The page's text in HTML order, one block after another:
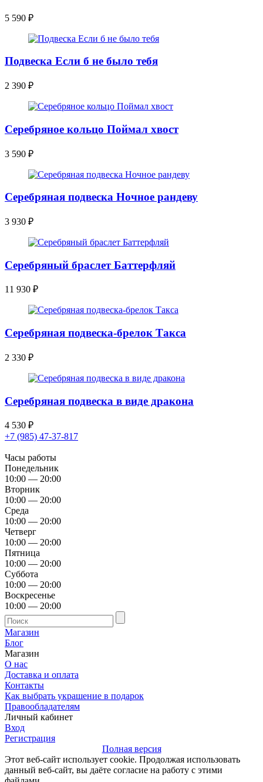
5 590 ₽
Подвеска Если б не было тебя
2 390 ₽
Серебряное кольцо Поймал хвост
3 590 ₽
Серебряная подвеска Ночное рандеву
3 930 ₽
Серебряный браслет Баттерфляй
11 930 ₽
Серебряная подвеска-брелок Такса
2 330 ₽
Серебряная подвеска в виде дракона
4 530 ₽
+7 (985) 47-37-817
Часы работы
Понедельник
10:00 — 20:00
Вторник
10:00 — 20:00
Среда
10:00 — 20:00
Четверг
10:00 — 20:00
Пятница
10:00 — 20:00
Суббота
10:00 — 20:00
Воскресенье
10:00 — 20:00
Магазин
Блог
Магазин
О нас
Доставка и оплата
Контакты
Как выбрать украшение в подарок
Правообладателям
Личный кабинет
Вход
Регистрация
Полная версия
Этот веб-сайт использует cookie. Продолжая использовать
данный веб-сайт, вы даёте согласие на работу с этими